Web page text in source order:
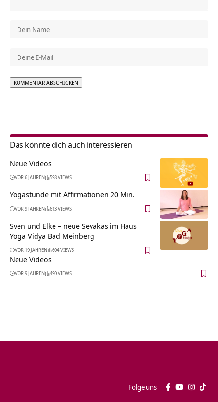
Das könnte dich auch interessieren
Neue Videos
VOR 6 JAHREN 598 VIEWS
Yogastunde mit Affirmationen 20 Min.
VOR 9 JAHREN 613 VIEWS
Sven und Elke – neue Sevakas im Haus
Yoga Vidya Bad Meinberg
VOR 19 JAHREN 604 VIEWS
Neue Videos
VOR 9 JAHREN 490 VIEWS
Folge uns